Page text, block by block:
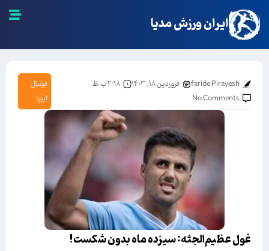
ایران ورزش مدیا
faride Pirayesh فروردین ۱۸, ۱۴۰۳
۲:۱۸ ب.ظ
No Comments
فوتبال
اروپا
غول عظیم‌الجثه: سیزده ماه بدون شکست!